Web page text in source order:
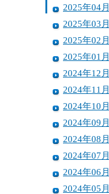
2025年04月
2025年03月
2025年02月
2025年01月
2024年12月
2024年11月
2024年10月
2024年09月
2024年08月
2024年07月
2024年06月
2024年05月